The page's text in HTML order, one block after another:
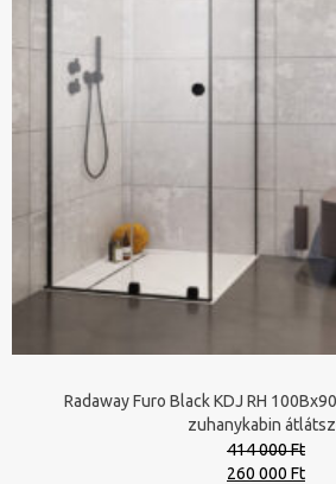
Radaway Furo Black KDJ RH
zuhanykabin
414 000 Ft
Original
260 000 Ft